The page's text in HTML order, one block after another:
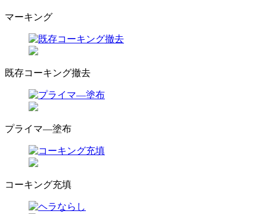
マーキング
既存コーキング撤去
プライマ―塗布
コーキング充填